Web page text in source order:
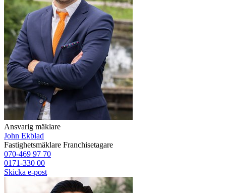
Ansvarig mäklare
John Ekblad
Fastighetsmäklare Franchisetagare
070-469 97 70
0171-330 00
Skicka e-post